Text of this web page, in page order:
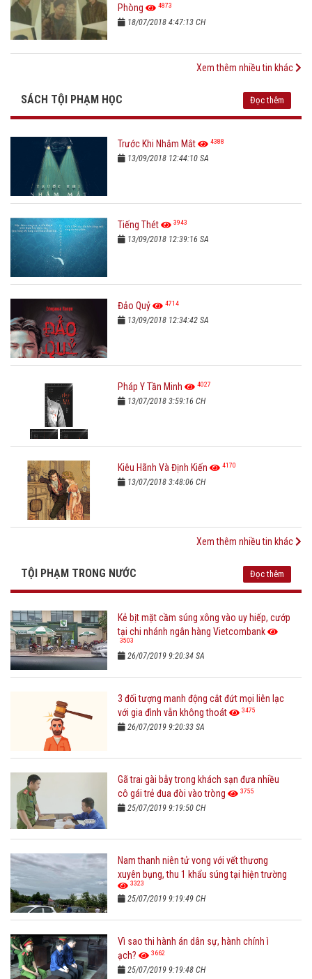
Phòng
4873
18/07/2018 4:47:13 CH
Xem thêm nhiều tin khác
SÁCH TỘI PHẠM HỌC Đọc thêm
Trước Khi Nhắm Mắt 4388
13/09/2018 12:44:10 SA
Tiếng Thét 3943
13/09/2018 12:39:16 SA
Đảo Quỷ 4714
13/09/2018 12:34:42 SA
Pháp Y Tần Minh 4027
13/07/2018 3:59:16 CH
Kiêu Hãnh Và Định Kiến 4170
13/07/2018 3:48:06 CH
Xem thêm nhiều tin khác
TỘI PHẠM TRONG NƯỚC Đọc thêm
Kẻ bịt mặt cầm súng xông vào uy hiếp, cướp
tại chi nhánh ngân hàng Vietcombank
3503
26/07/2019 9:20:34 SA
3 đối tượng manh động cắt đứt mọi liên lạc
với gia đình vẫn không thoát
3475
26/07/2019 9:20:33 SA
Gã trai gài bẫy trong khách sạn đưa nhiều
cô gái trẻ đua đòi vào tròng
3755
25/07/2019 9:19:50 CH
Nam thanh niên tử vong với vết thương
xuyên bụng, thu 1 khẩu súng tại hiện trường
3323
25/07/2019 9:19:49 CH
Vì sao thi hành án dân sự, hành chính ì
ạch?
3662
25/07/2019 9:19:48 CH